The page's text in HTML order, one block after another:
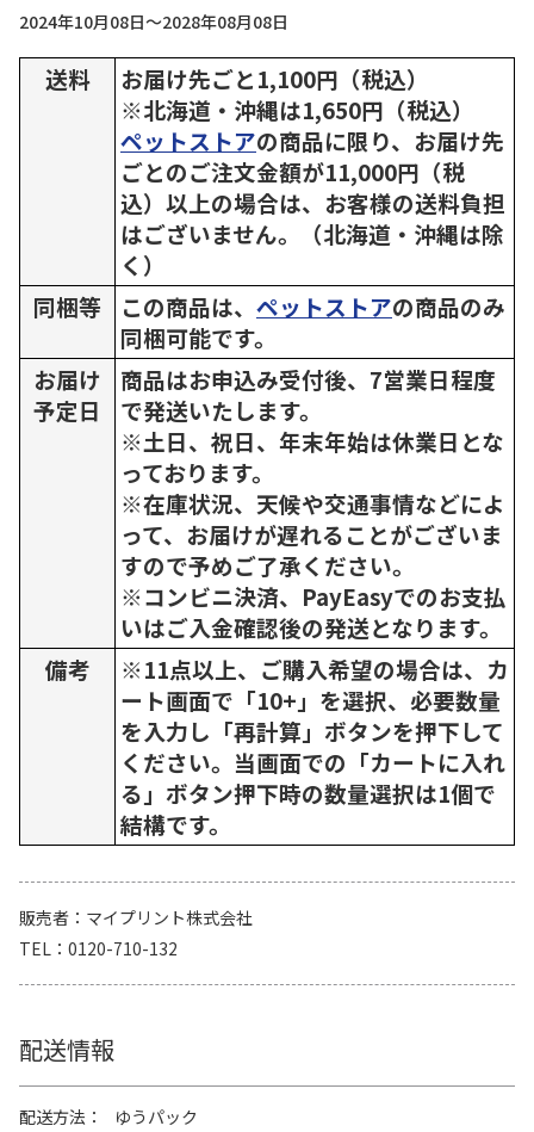
2024年10月08日～2028年08月08日
送料
お届け先ごと1,100円（税込）
※北海道・沖縄は1,650円（税込）
ペットストアの商品に限り、お届け先
ごとのご注文金額が11,000円（税
込）以上の場合は、お客様の送料負担
はございません。（北海道・沖縄は除
く）
同梱等
この商品は、 ペットストアの商品のみ
同梱可能です。
お届け
予定日
商品はお申込み受付後、7営業日程度
で発送いたします。
※土日、祝日、年末年始は休業日とな
っております。
※在庫状況、天候や交通事情などによ
って、お届けが遅れることがございま
すので予めご了承ください。
※コンビニ決済、PayEasyでのお支払
いはご入金確認後の発送となります。
備考
※11点以上、ご購入希望の場合は、カ
ート画面で「10+」を選択、必要数量
を入力し「再計算」ボタンを押下して
ください。当画面での「カートに入れ
る」ボタン押下時の数量選択は1個で
結構です。
販売者
マイプリント株式会社
TEL
0120-710-132
配送情報
配送方法
ゆうパック